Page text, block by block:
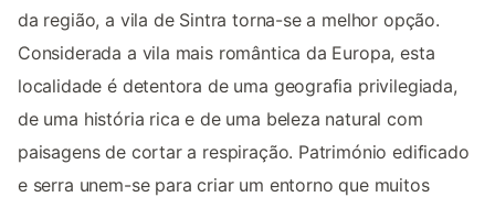
da região, a vila de Sintra torna-se a melhor opção.
Considerada a vila mais romântica da Europa, esta
localidade é detentora de uma geografia privilegiada,
de uma história rica e de uma beleza natural com
paisagens de cortar a respiração. Património edificado
e serra unem-se para criar um entorno que muitos